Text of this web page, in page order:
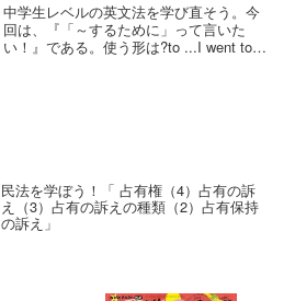
中学生レベルの英文法を学び直そう。今
回は、『「～するために」って言いた
い！』である。使う形は?to ...I went to
民法を学ぼう！「 占有権（4）占有の訴
え（3）占有の訴えの種類（2）占有保持
の訴え」